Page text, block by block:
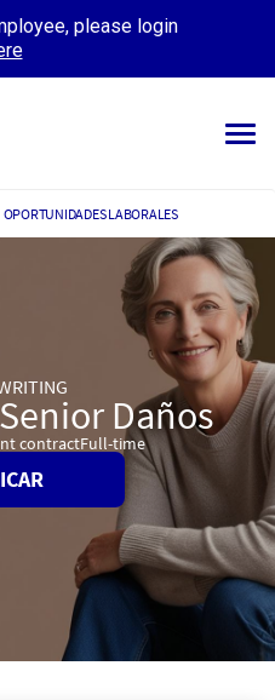
please login
MI PERFIL
OPORTUNIDADES LABORALES
Daños
contractFull-time